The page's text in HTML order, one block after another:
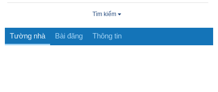
Tìm kiếm
Tường nhà Bài đăng Thông tin